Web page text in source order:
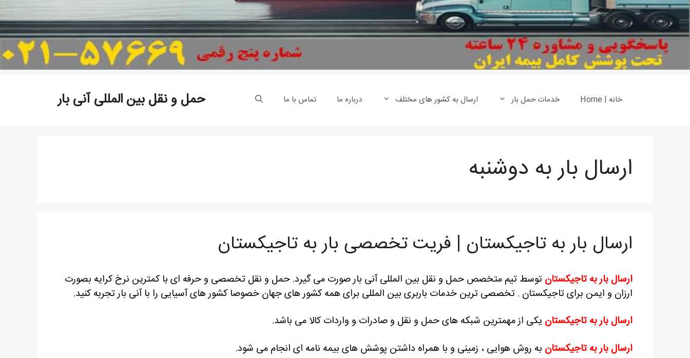
حمل و نقل بین المللی آنی بار خانه | Home خدمات حمل بار ارسال به کشور های مختلف درباره ما تماس با ما
ارسال بار به دوشنبه
ارسال بار به تاجیکستان | فریت تخصصی بار به تاجیکستان
ارسال بار به تاجیکستان توسط تیم متخصص حمل و نقل بین المللی آنی بار صورت می گیرد. حمل و نقل تخصصی و حرفه ای با کمترین نرخ کرایه بصورت
ارزان و ایمن برای تاجیکستان . تخصصی ترین خدمات باربری بین المللی برای همه کشور های جهان خصوصا کشور های آسیایی را با آنی بار تجربه کنید.
ارسال بار به تاجیکستان یکی از مهمترین شبکه های حمل و نقل و صادرات و واردات کالا می باشد.
ارسال بار به تاجیکستان به روش هوایی ، زمینی و با همراه داشتن پوشش های بیمه نامه ای انجام می شود.